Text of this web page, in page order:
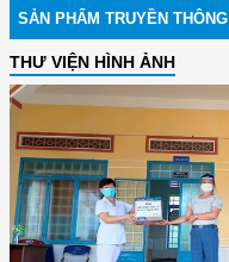
SẢN PHẨM TRUYỀN THÔNG
THƯ VIỆN HÌNH ẢNH